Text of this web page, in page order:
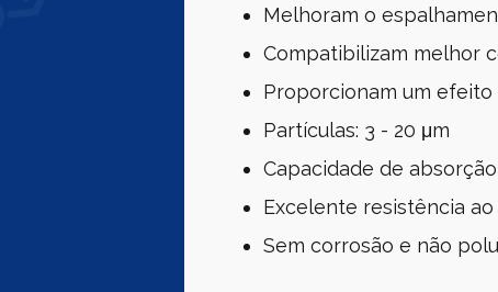
Melhoram o
Compatibilizam melhor
Proporcionam um efeito
Partículas: 3 - 20 μm
Capacidade de
Excelente resistência
Sem corrosão e não